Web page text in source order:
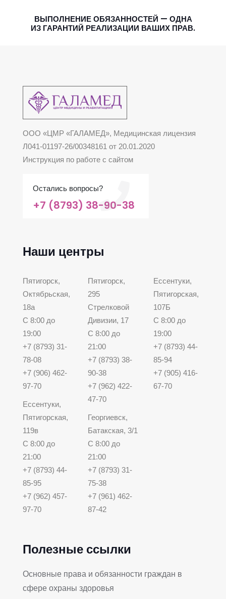
ВЫПОЛНЕНИЕ ОБЯЗАННОСТЕЙ — ОДНА
ИЗ ГАРАНТИЙ РЕАЛИЗАЦИИ ВАШИХ ПРАВ.
ООО «ЦМР «ГАЛАМЕД», Медицинская лицензия
Л041-01197-26/00348161 от 20.01.2020
Инструкция по работе с сайтом
Остались вопросы?
+7 (8793) 38-90-38
Наши центры
Пятигорск,
Октябрьская,
18а
С 8:00 до
19:00
+7 (8793) 31-
78-08
+7 (906) 462-
97-70
Ессентуки,
Пятигорская,
119в
С 8:00 до
21:00
+7 (8793) 44-
85-95
+7 (962) 457-
97-70
Пятигорск,
295
Стрелковой
Дивизии, 17
С 8:00 до
21:00
+7 (8793) 38-
90-38
+7 (962) 422-
47-70
Георгиевск,
Батакская, 3/1
С 8:00 до
21:00
+7 (8793) 31-
75-38
+7 (961) 462-
87-42
Ессентуки,
Пятигорская,
107Б
С 8:00 до
19:00
+7 (8793) 44-
85-94
+7 (905) 416-
67-70
Полезные ссылки
Основные права и обязанности граждан в
сфере охраны здоровья